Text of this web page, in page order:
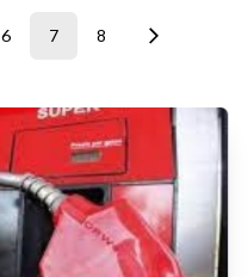
6 7 8